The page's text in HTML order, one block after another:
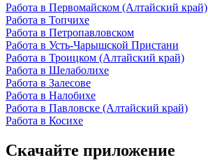
Работа в Первомайском (Алтайский край)
Работа в Топчихе
Работа в Петропавловском
Работа в Усть-Чарышской Пристани
Работа в Троицком (Алтайский край)
Работа в Шелаболихе
Работа в Залесове
Работа в Налобихе
Работа в Павловске (Алтайский край)
Работа в Косихе
Скачайте приложение